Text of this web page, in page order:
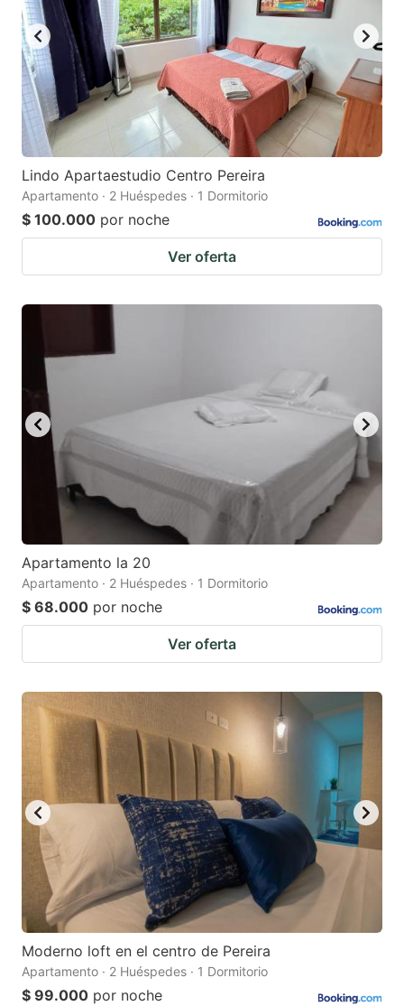
Lindo Apartaestudio Centro Pereira
Apartamento · 2 Huéspedes · 1 Dormitorio
$ 100.000 por noche
Ver oferta
Apartamento la 20
Apartamento · 2 Huéspedes · 1 Dormitorio
$ 68.000 por noche
Ver oferta
Moderno loft en el centro de Pereira
Apartamento · 2 Huéspedes · 1 Dormitorio
$ 99.000 por noche